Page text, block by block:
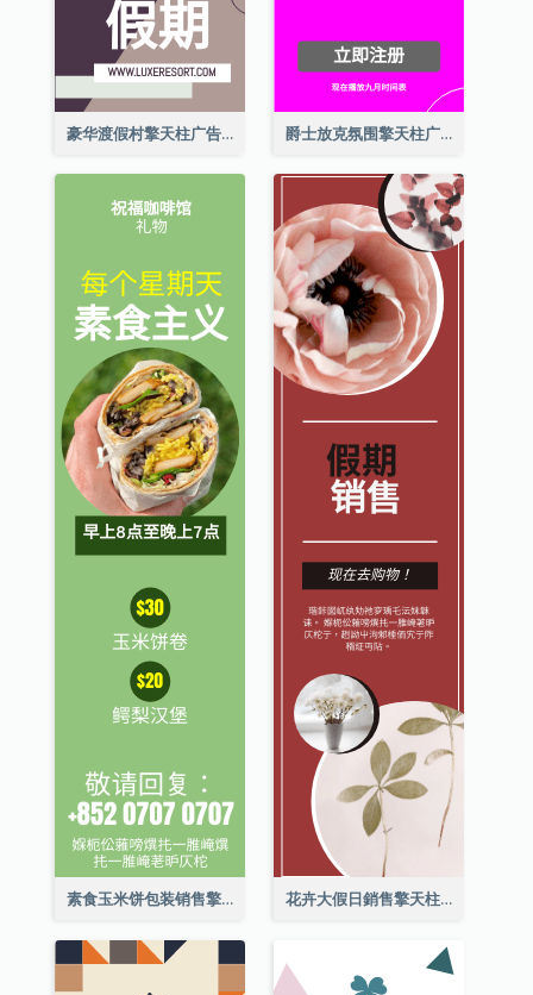
豪华渡假村擎天柱广告 爵士放克氛围擎天柱广告
素食玉米饼包装销售擎天柱广告 花卉大假日銷售擎天柱廣告